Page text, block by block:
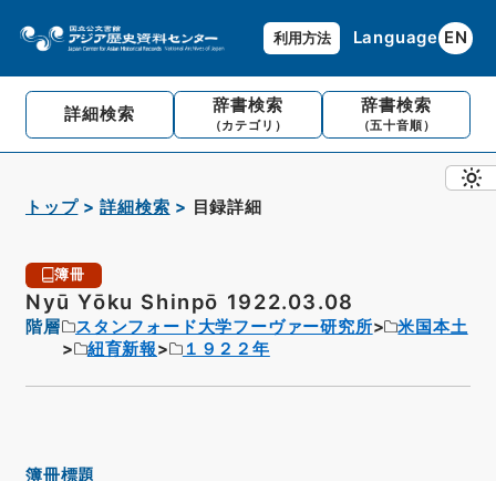
利用方法 Language EN
詳細検索 辞書検索
（カテゴリ）
辞書検索
（五十音順）
トップ 詳細検索 目録詳細
簿冊
Nyū Yōku Shinpō 1922.03.08
階層 スタンフォード大学フーヴァー研究所
米国本土
紐育新報
１９２２年
簿冊標題